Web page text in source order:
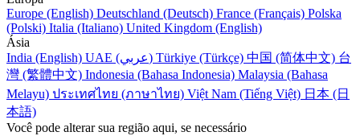
Europe (English) Deutschland (Deutsch) France (Français) Polska
(Polski) Italia (Italiano) United Kingdom (English)
Ásia
India (English)
UAE (عربي) Türkiye (Türkçe) 中国 (简体中文) 台
灣 (繁體中文) Indonesia (Bahasa Indonesia) Malaysia (Bahasa
Melayu) ประเทศไทย (ภาษาไทย) Việt Nam (Tiếng Việt) 日本 (日
本語)
Você pode alterar sua região aqui, se necessário